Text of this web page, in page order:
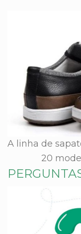
A linha de
20